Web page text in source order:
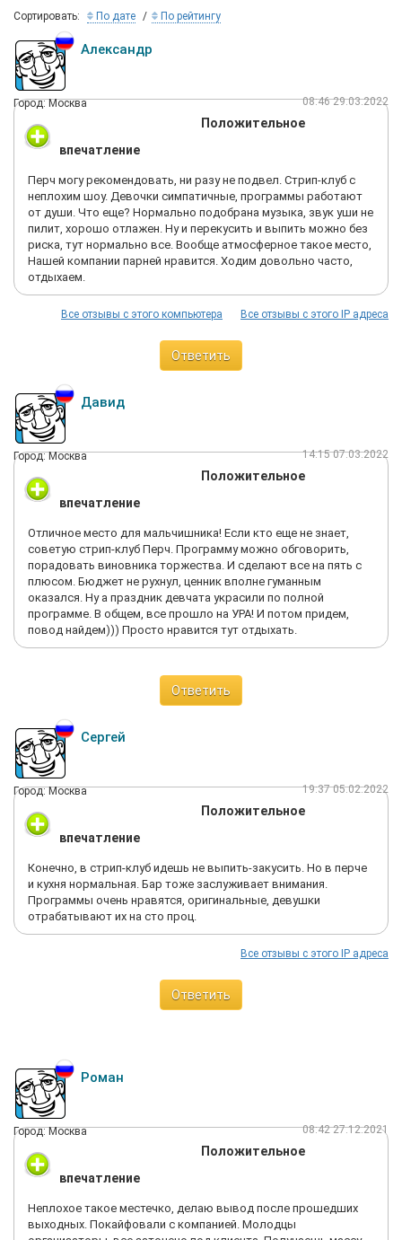
Сортировать: По дате По рейтингу
Александр
Город: Москва 08:46 29.03.2022
Положительное
впечатление
Перч могу рекомендовать, ни разу не подвел. Стрип-клуб с
неплохим шоу. Девочки симпатичные, программы работают
от души. Что еще? Нормально подобрана музыка, звук уши не
пилит, хорошо отлажен. Ну и перекусить и выпить можно без
риска, тут нормально все. Вообще атмосферное такое место,
Нашей компании парней нравится. Ходим довольно часто,
отдыхаем.
Все отзывы с этого IP адреса
Все отзывы с этого компьютера
Ответить
Давид
Город: Москва 14:15 07.03.2022
Положительное
впечатление
Отличное место для мальчишника! Если кто еще не знает,
советую стрип-клуб Перч. Программу можно обговорить,
порадовать виновника торжества. И сделают все на пять с
плюсом. Бюджет не рухнул, ценник вполне гуманным
оказался. Ну а праздник девчата украсили по полной
программе. В общем, все прошло на УРА! И потом придем,
повод найдем))) Просто нравится тут отдыхать.
Ответить
Сергей
Город: Москва 19:37 05.02.2022
Положительное
впечатление
Конечно, в стрип-клуб идешь не выпить-закусить. Но в перче
и кухня нормальная. Бар тоже заслуживает внимания.
Программы очень нравятся, оригинальные, девушки
отрабатывают их на сто проц.
Все отзывы с этого IP адреса
Ответить
Роман
Город: Москва 08:42 27.12.2021
Положительное
впечатление
Неплохое такое местечко, делаю вывод после прошедших
выходных. Покайфовали с компанией. Молодцы